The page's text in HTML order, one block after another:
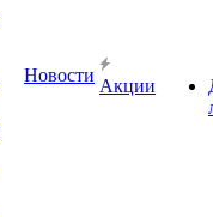
Новости
Акции